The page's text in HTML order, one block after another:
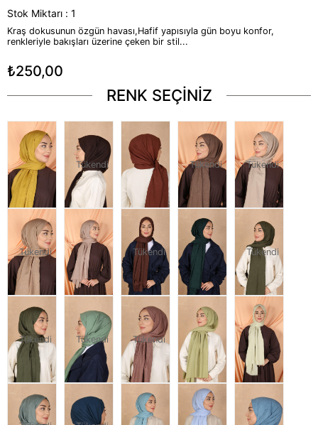
Stok Miktarı : 1
Kraş dokusunun özgün havası,Hafif yapısıyla gün boyu konfor,
renkleriyle bakışları üzerine çeken bir stil...
₺250,00
RENK SEÇİNİZ
Tükendi Tükendi Tükendi
Tükendi Tükendi Tükendi
Tükendi Tükendi Tükendi